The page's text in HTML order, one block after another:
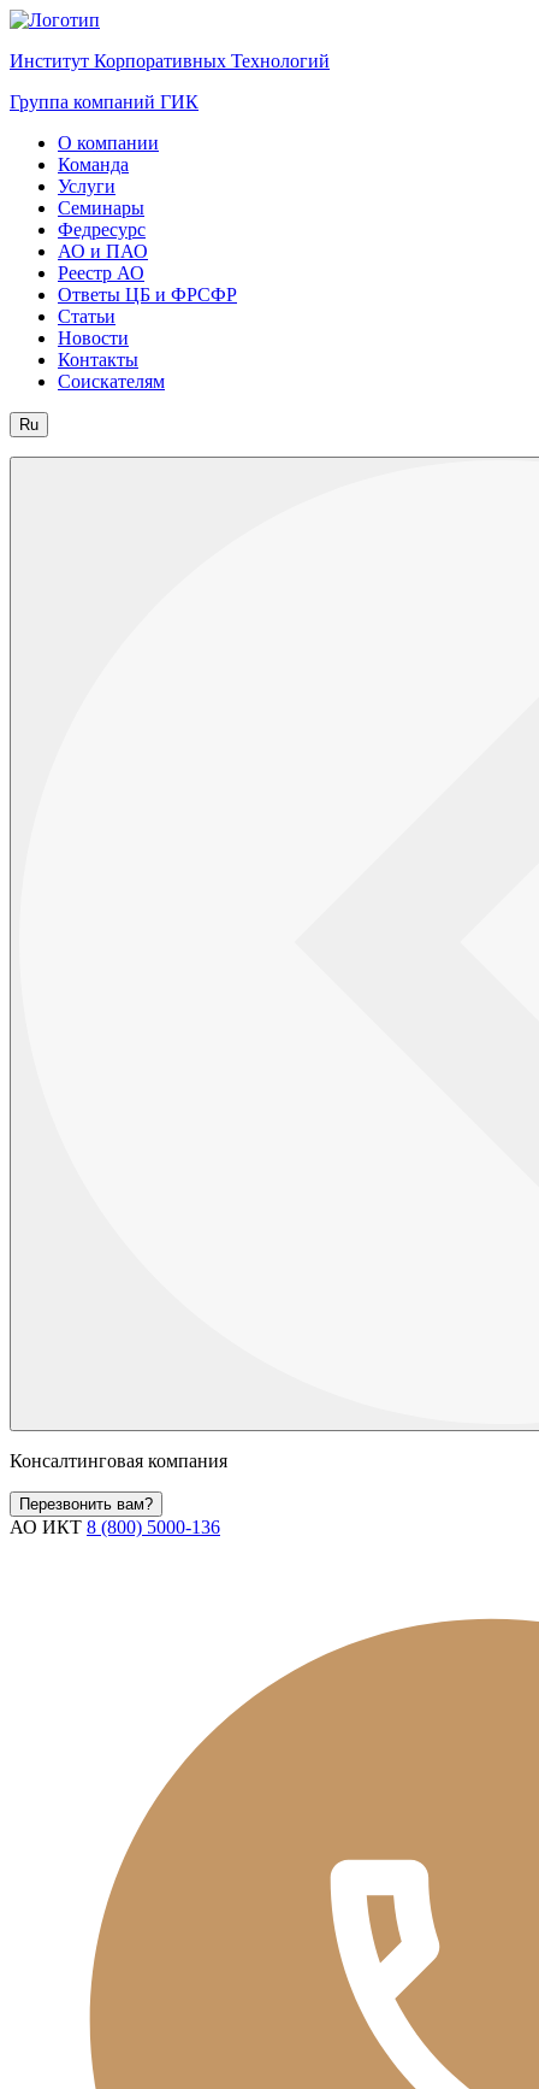
Институт Корпоративных Технологий
Группа компаний ГИК
О компании
Команда
Услуги
Семинары
Федресурс
АО и ПАО
Реестр АО
Ответы ЦБ и ФРСФР
Статьи
Новости
Контакты
Соискателям
Ru
Консалтинговая компания
Перезвонить вам?
АО ИКТ 8 (800) 5000-136